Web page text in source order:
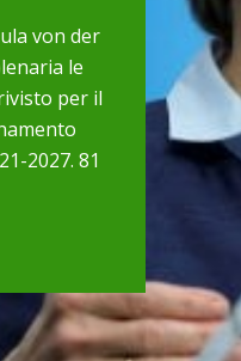
von der
le
per il
2027. 81